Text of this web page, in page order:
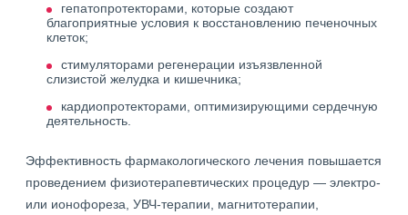
гепатопротекторами, которые создают
благоприятные условия к восстановлению печеночных
клеток;
стимуляторами регенерации изъязвленной
слизистой желудка и кишечника;
кардиопротекторами, оптимизирующими сердечную
деятельность.
Эффективность фармакологического лечения повышается
проведением физиотерапевтических процедур — электро-
или ионофореза, УВЧ-терапии, магнитотерапии,